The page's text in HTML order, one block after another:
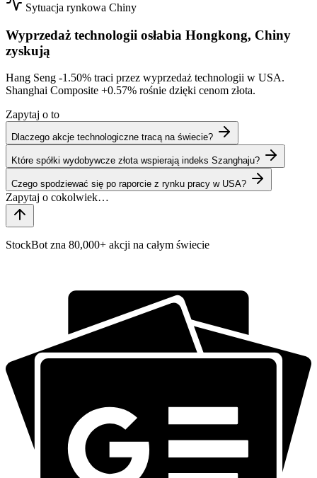
Sytuacja rynkowa Chiny
Wyprzedaż technologii osłabia Hongkong, Chiny
zyskują
Hang Seng -1.50% traci przez wyprzedaż technologii w USA.
Shanghai Composite +0.57% rośnie dzięki cenom złota.
Zapytaj o to
Dlaczego akcje technologiczne tracą na świecie?
Które spółki wydobywcze złota wspierają indeks Szanghaju?
Czego spodziewać się po raporcie z rynku pracy w USA?
StockBot zna 80,000+ akcji na całym świecie